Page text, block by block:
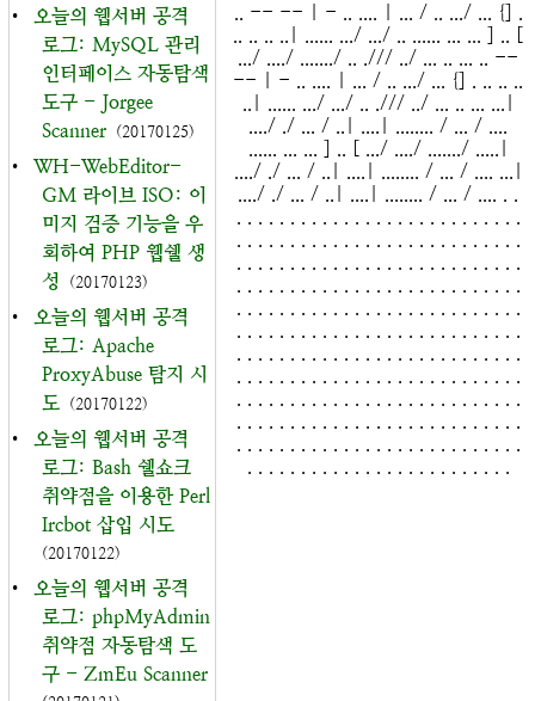
•
오늘의 웹서버 공격
로그: MySQL 관리
인터페이스 자동탐색
도구 - Jorgee
Scanner (20170125)
•
WH-WebEditor-
GM 라이브 ISO: 이
미지 검증 기능을 우
회하여 PHP 웹쉘 생
성
(20170123)
•
오늘의 웹서버 공격
로그: Apache
ProxyAbuse 탐지 시
도 (20170122)
•
오늘의 웹서버 공격
로그: Bash 쉘쇼크
취약점을 이용한 Perl
Ircbot 삽입 시도
(20170122)
•
오늘의 웹서버 공격
로그: phpMyAdmin
취약점 자동탐색 도
구 - ZmEu Scanner
.. -- -- | - .. .... | ... / .. .../ ... {] .
.. .. .. ..| ...... .../ .../ .. ...... ... ... ] .. [
.../ ..../ ......./ .. ./// ../ ... .. ... .. --
-- | - .. .... | ... / .. .../ ... {] . .. .. ..
..| ...... .../ .../ .. ./// ../ ... .. ... ...|
..../ ./ ... / ..| ....| ........ / ... / ....
...... ... ... ] .. [ .../ ..../ ......./ .....|
..../ ./ ... / ..| ....| ........ / ... / .... ...|
..../ ./ ... / ..| ....| ........ / ... / .... . .
. . . . . . . . . . . . . . . . . . . . . . . . . . .
. . . . . . . . . . . . . . . . . . . . . . . . . . .
. . . . . . . . . . . . . . . . . . . . . . . . . . .
. . . . . . . . . . . . . . . . . . . . . . . . . . .
. . . . . . . . . . . . . . . . . . . . . . . . . . .
. . . . . . . . . . . . . . . . . . . . . . . . . . .
. . . . . . . . . . . . . . . . . . . . . . . . . . .
. . . . . . . . . . . . . . . . . . . . . . . . . . .
. . . . . . . . . . . . . . . . . . . . . . . . . . .
. . . . . . . . . . . . . . . . . . . . . . . . . . .
. . . . . . . . . . . . . . . . . . . . . . . . . . .
. . . . . . . . . . . . . . . . . . . . . . . . .